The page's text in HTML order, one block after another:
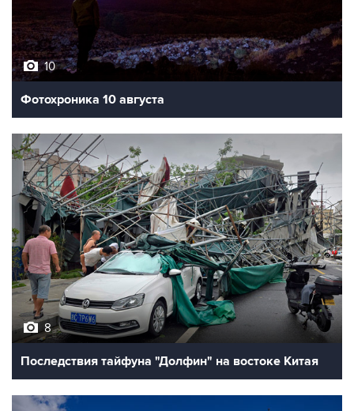
10
Фотохроника 10 августа
8
Последствия тайфуна "Долфин" на востоке Китая